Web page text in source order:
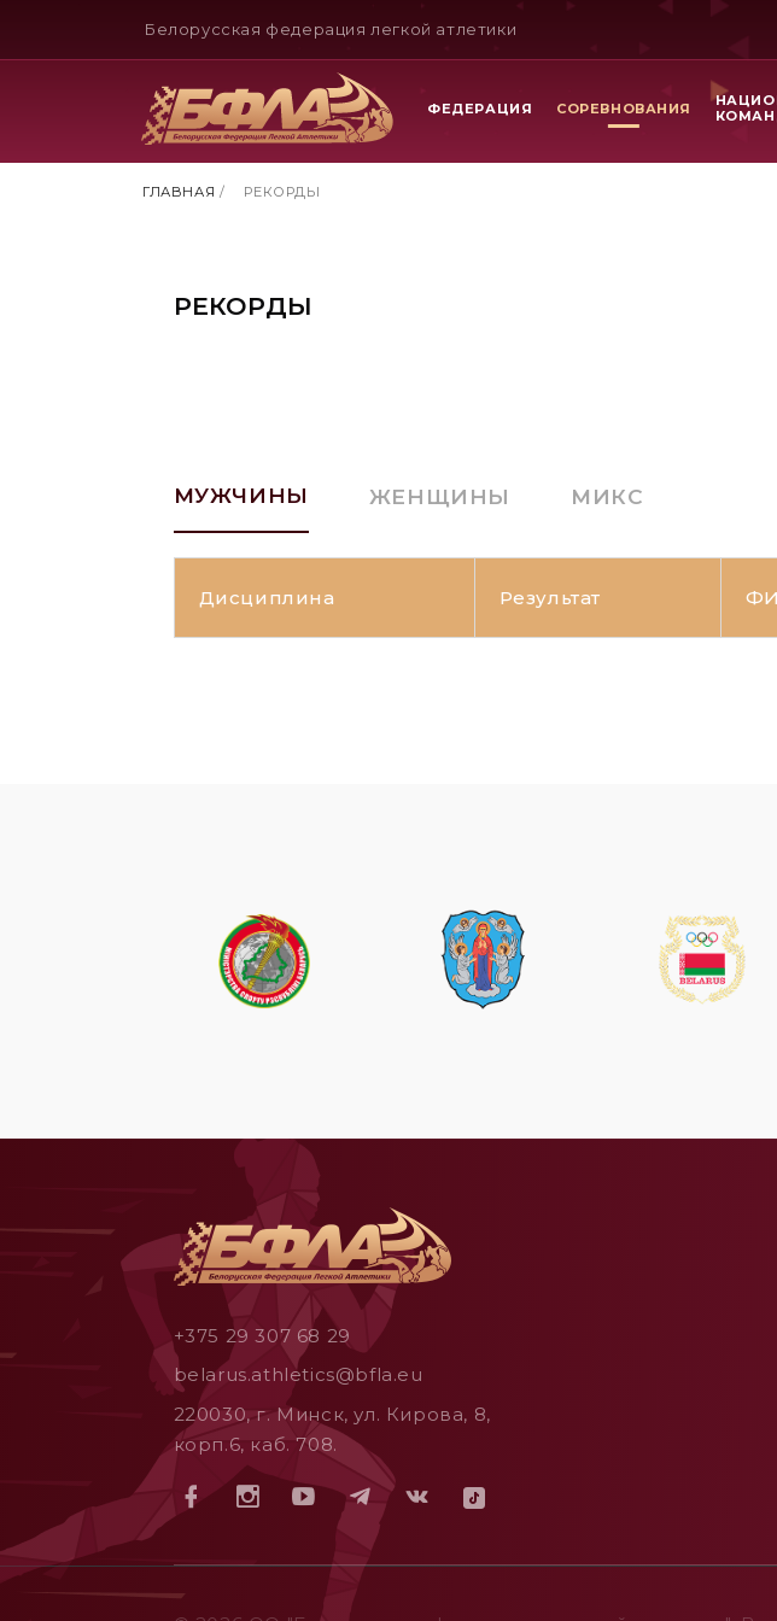
Белорусская федерация легкой атлетики
ФЕДЕРАЦИЯ СОРЕВНОВАНИЯ
ГЛАВНАЯ / РЕКОРДЫ
РЕКОРДЫ
МУЖЧИНЫ ЖЕНЩИНЫ МИКС
Дисциплина Результат
+375 29 307 68 29
belarus.athletics@bfla.eu
220030, г. Минск, ул. Кирова, 8,
корп.6, каб. 708.